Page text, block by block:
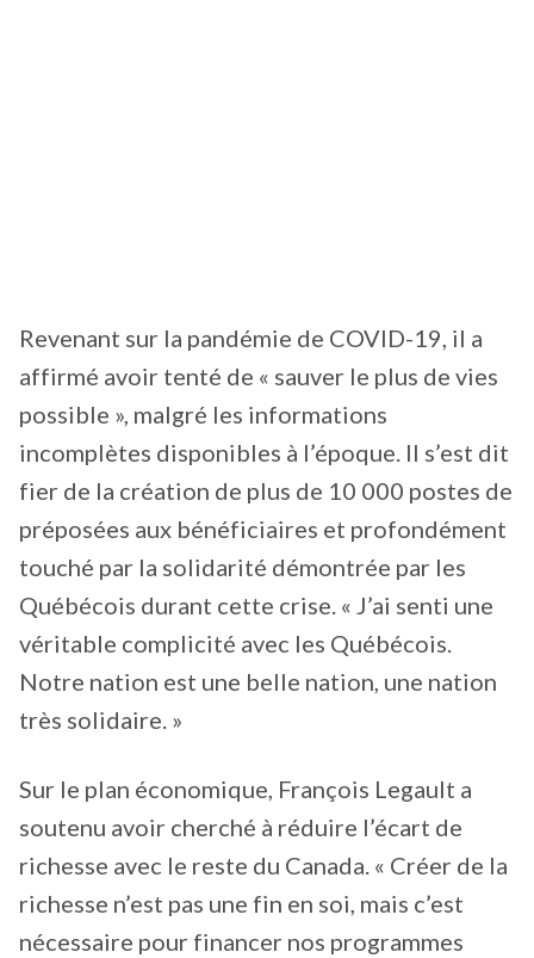
Revenant sur la pandémie de COVID-19, il a
affirmé avoir tenté de « sauver le plus de vies
possible », malgré les informations
incomplètes disponibles à l’époque. Il s’est dit
fier de la création de plus de 10 000 postes de
préposées aux bénéficiaires et profondément
touché par la solidarité démontrée par les
Québécois durant cette crise. « J’ai senti une
véritable complicité avec les Québécois.
Notre nation est une belle nation, une nation
très solidaire. »
Sur le plan économique, François Legault a
soutenu avoir cherché à réduire l’écart de
richesse avec le reste du Canada. « Créer de la
richesse n’est pas une fin en soi, mais c’est
nécessaire pour financer nos programmes